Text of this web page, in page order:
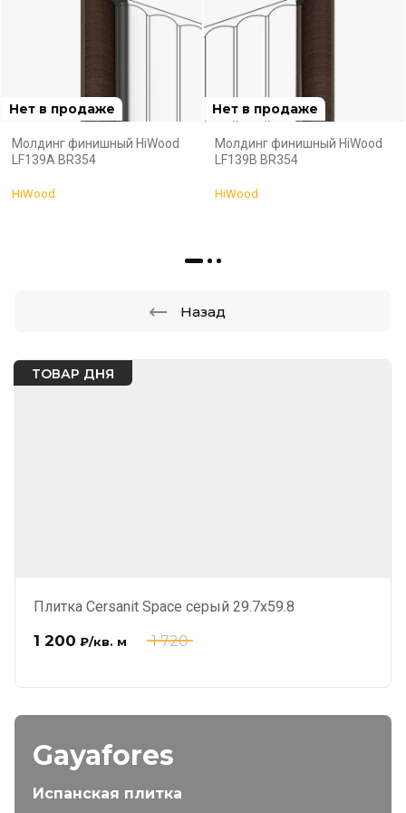
ТОВАР ДНЯ
Плитка Cersanit Space серый 29.7x59.8
1 720
1 200 ₽/кв. м
Gayafores
Испанская плитка
Нет в продаже
Молдинг финишный HiWood
LF139A BR354
HiWood
Нет в продаже
Молдинг финишный HiWood
LF139B BR354
HiWood
Назад